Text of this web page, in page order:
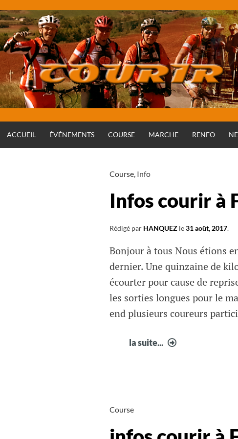
au
contenu
ACCUEIL ÉVÉNEMENTS COURSE MARCHE RENFO
Course, Info
Infos courir à
Rédigé par HANQUEZ le31 août, 2017.
Bonjour à tous Nous étions
dernier. Une quinzaine de
écourter pour cause de
les sorties longues pour le
end plusieurs coureurs
la suite...
Course